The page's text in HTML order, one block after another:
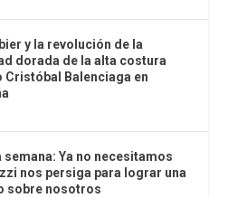
y la revolución de la
dorada de la alta costura
Cristóbal Balenciaga en
semana: Ya no necesitamos
nos persiga para lograr una
sobre nosotros